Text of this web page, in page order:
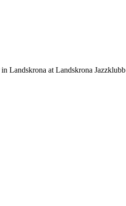
in Landskrona at Landskrona Jazzklubb